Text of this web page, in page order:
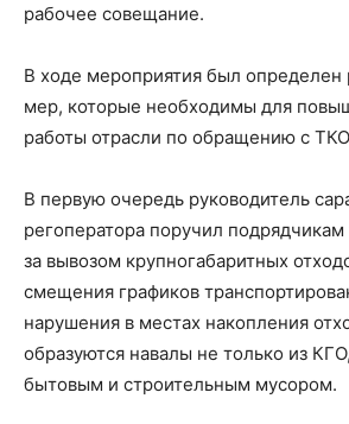
рабочее совещание.
В ходе мероприятия был определен
мер, которые необходимы для
работы отрасли по обращению с
В первую очередь руководитель
регоператора поручил подрядчикам
за вывозом крупногабаритных
смещения графиков
нарушения в местах накопления
образуются навалы не только из
бытовым и строительным мусором.